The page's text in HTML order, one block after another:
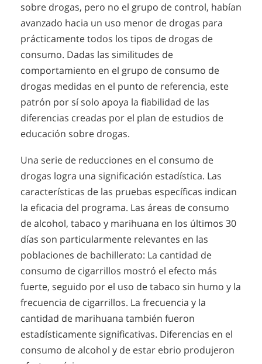
sobre drogas, pero no el grupo de control, habían
avanzado hacia un uso menor de drogas para
prácticamente todos los tipos de drogas de
consumo. Dadas las similitudes de
comportamiento en el grupo de consumo de
drogas medidas en el punto de referencia, este
patrón por sí solo apoya la fiabilidad de las
diferencias creadas por el plan de estudios de
educación sobre drogas.
Una serie de reducciones en el consumo de
drogas logra una significación estadística. Las
características de las pruebas específicas indican
la eficacia del programa. Las áreas de consumo
de alcohol, tabaco y marihuana en los últimos 30
días son particularmente relevantes en las
poblaciones de bachillerato: La cantidad de
consumo de cigarrillos mostró el efecto más
fuerte, seguido por el uso de tabaco sin humo y la
frecuencia de cigarrillos. La frecuencia y la
cantidad de marihuana también fueron
estadísticamente significativas. Diferencias en el
consumo de alcohol y de estar ebrio produjeron